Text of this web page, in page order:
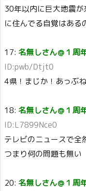
30年以内に巨大地震
に住んでる自覚はある
17: 名無しさん＠１周
ID:pwb/Dtjt0
4県！まじか！あっぶ
18: 名無しさん＠１周
ID:L7899Nce0
テレビのニュースで全
つまり何の問題も無い
20: 名無しさん＠１周